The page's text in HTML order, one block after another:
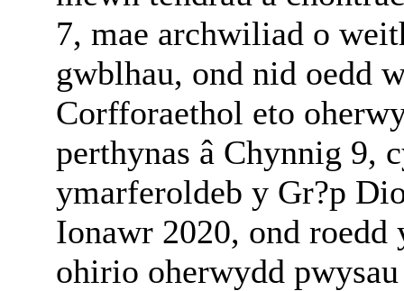
7, mae archwiliad o
gwblhau, ond nid oedd
Corfforaethol eto
perthynas â Chynnig 9,
ymarferoldeb y Gr?p
Ionawr 2020, ond
ohirio oherwydd